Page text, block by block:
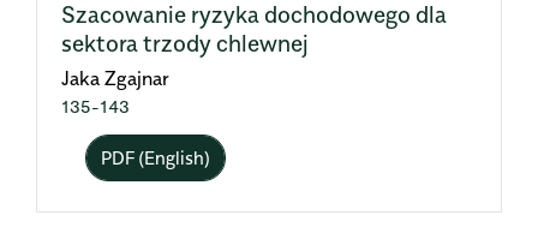
Szacowanie ryzyka dochodowego dla
sektora trzody chlewnej
Jaka Zgajnar
135-143
PDF (English)